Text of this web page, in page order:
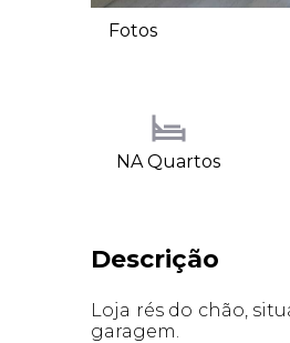
Fotos
NA Quartos
Descrição
Loja rés do chão,
garagem.